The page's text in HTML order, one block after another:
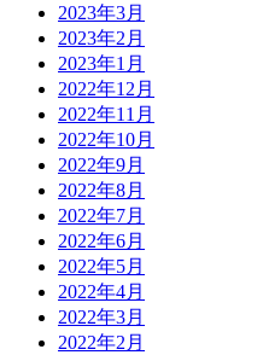
2023年3月
2023年2月
2023年1月
2022年12月
2022年11月
2022年10月
2022年9月
2022年8月
2022年7月
2022年6月
2022年5月
2022年4月
2022年3月
2022年2月